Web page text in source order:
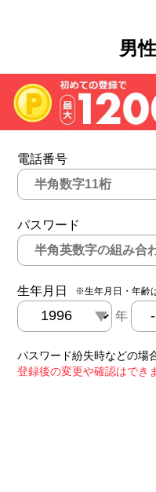
男
電話番号
パスワード
生年月日 ※生年月日・年齢
年
パスワード紛失時などの場
登録後の変更や確認はでき